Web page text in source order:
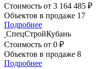
Стоимость от 3 164 485 ₽
Объектов в продаже 17
Подробнее
СпецСтройКубань
Стоимость от 0 ₽
Объектов в продаже 8
Подробнее